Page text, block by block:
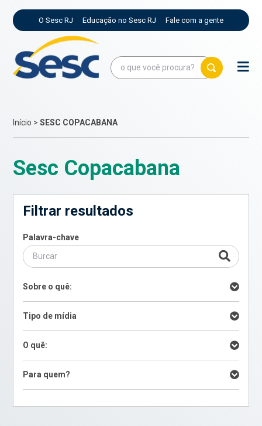
O Sesc RJ Educação no Sesc RJ Fale com a gente
Início >SESC COPACABANA
Sesc Copacabana
Filtrar resultados
Palavra-chave
Sobre o quê:
Tipo de mídia
O quê:
Para quem?